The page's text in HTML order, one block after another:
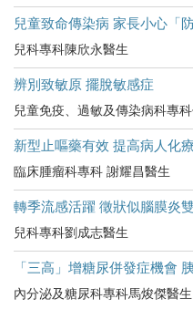
兒童致命傳染病 家長小心「防
兒科專科陳欣永醫生
辨別致敏原 擺脫敏感症
兒童免疫、過敏及傳染病科專
新型止嘔藥有效 提高病人化
臨床腫瘤科專科 謝耀昌醫生
轉季流感活躍 徵狀似腦膜炎
兒科專科劉成志醫生
「三高」增糖尿併發症機會
內分泌及糖尿科專科馬焌傑醫生